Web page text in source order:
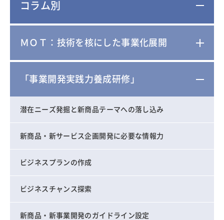
コラム別
ＭＯＴ：技術を核にした事業化展開
「事業開発実践力養成研修」
潜在ニーズ発掘と新商品テーマへの落し込み
新商品・新サービス企画開発に必要な情報力
ビジネスプランの作成
ビジネスチャンス探索
新商品・新事業開発のガイドライン設定